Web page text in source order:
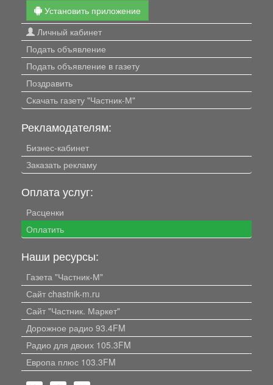
Установить приложение
Личный кабинет
Подать объявление
Подать объявление в газету
Поздравить
Скачать газету "Частник-М"
Рекламодателям:
Бизнес-кабинет
Заказать рекламу
Оплата услуг:
Расценки
Оплатить
Наши ресурсы:
Газета "Частник-М"
Сайт chastnik-m.ru
Сайт "Частник. Маркет"
Дорожное радио 93.4FM
Радио для двоих 105.3FM
Европа плюс 103.3FM